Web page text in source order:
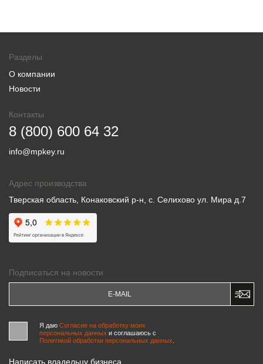
Разделы
О компании
Новости
Контакты
8 (800) 600 64 32
info@mpkey.ru
Адрес производства
Тверская область, Конаковский р-н, с. Селихово ул. Мира д.7
Подписаться на новости
Я даю Согласие на обработку моих
персональных данных и соглашаюсь c
Политикой обработки персональных данных
Написать владельцу бизнеса